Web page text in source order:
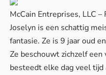
McCain Entreprises, LLC –
Joselyn is een schattig
fantasie. Ze is 9 jaar oud
Ze beschouwt zichzelf
besteedt elke dag veel tijd